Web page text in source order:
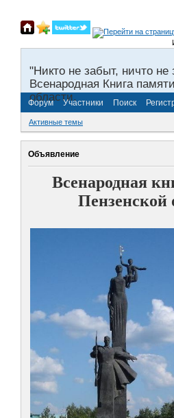
"Никто не забыт, ничто не
Всенародная Книга
области.
Форум Участники Поиск
Активные темы
Объявление
Всенародная
Пензенской